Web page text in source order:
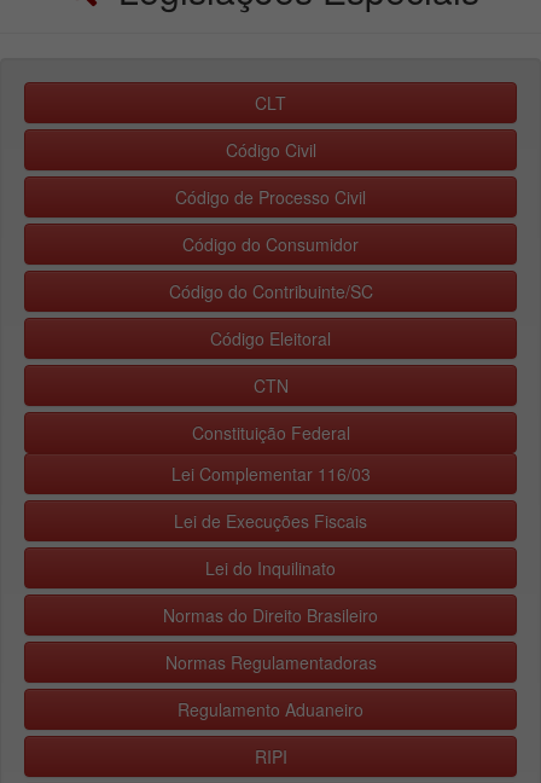
CLT
Código Civil
Código de Processo Civil
Código do Consumidor
Código do Contribuinte/SC
Código Eleitoral
CTN
Constituição Federal
Lei Complementar 116/03
Lei de Execuções Fiscais
Lei do Inquilinato
Normas do Direito Brasileiro
Normas Regulamentadoras
Regulamento Aduaneiro
RIPI